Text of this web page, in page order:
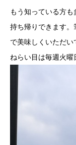
もう知っている方
持ち帰りできます
で美味しくいただい
ねらい目は毎週火曜